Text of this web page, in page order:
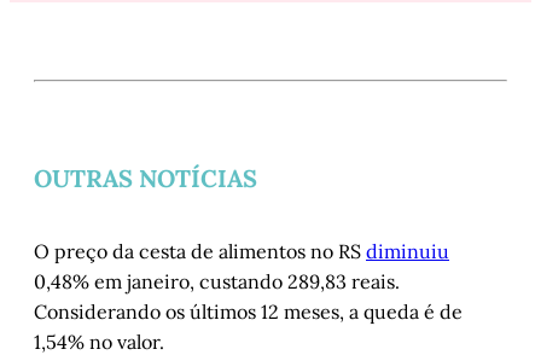
OUTRAS NOTÍCIAS
O preço da cesta de alimentos no RS diminuiu
0,48% em janeiro, custando 289,83 reais.
Considerando os últimos 12 meses, a queda é de
1,54% no valor.